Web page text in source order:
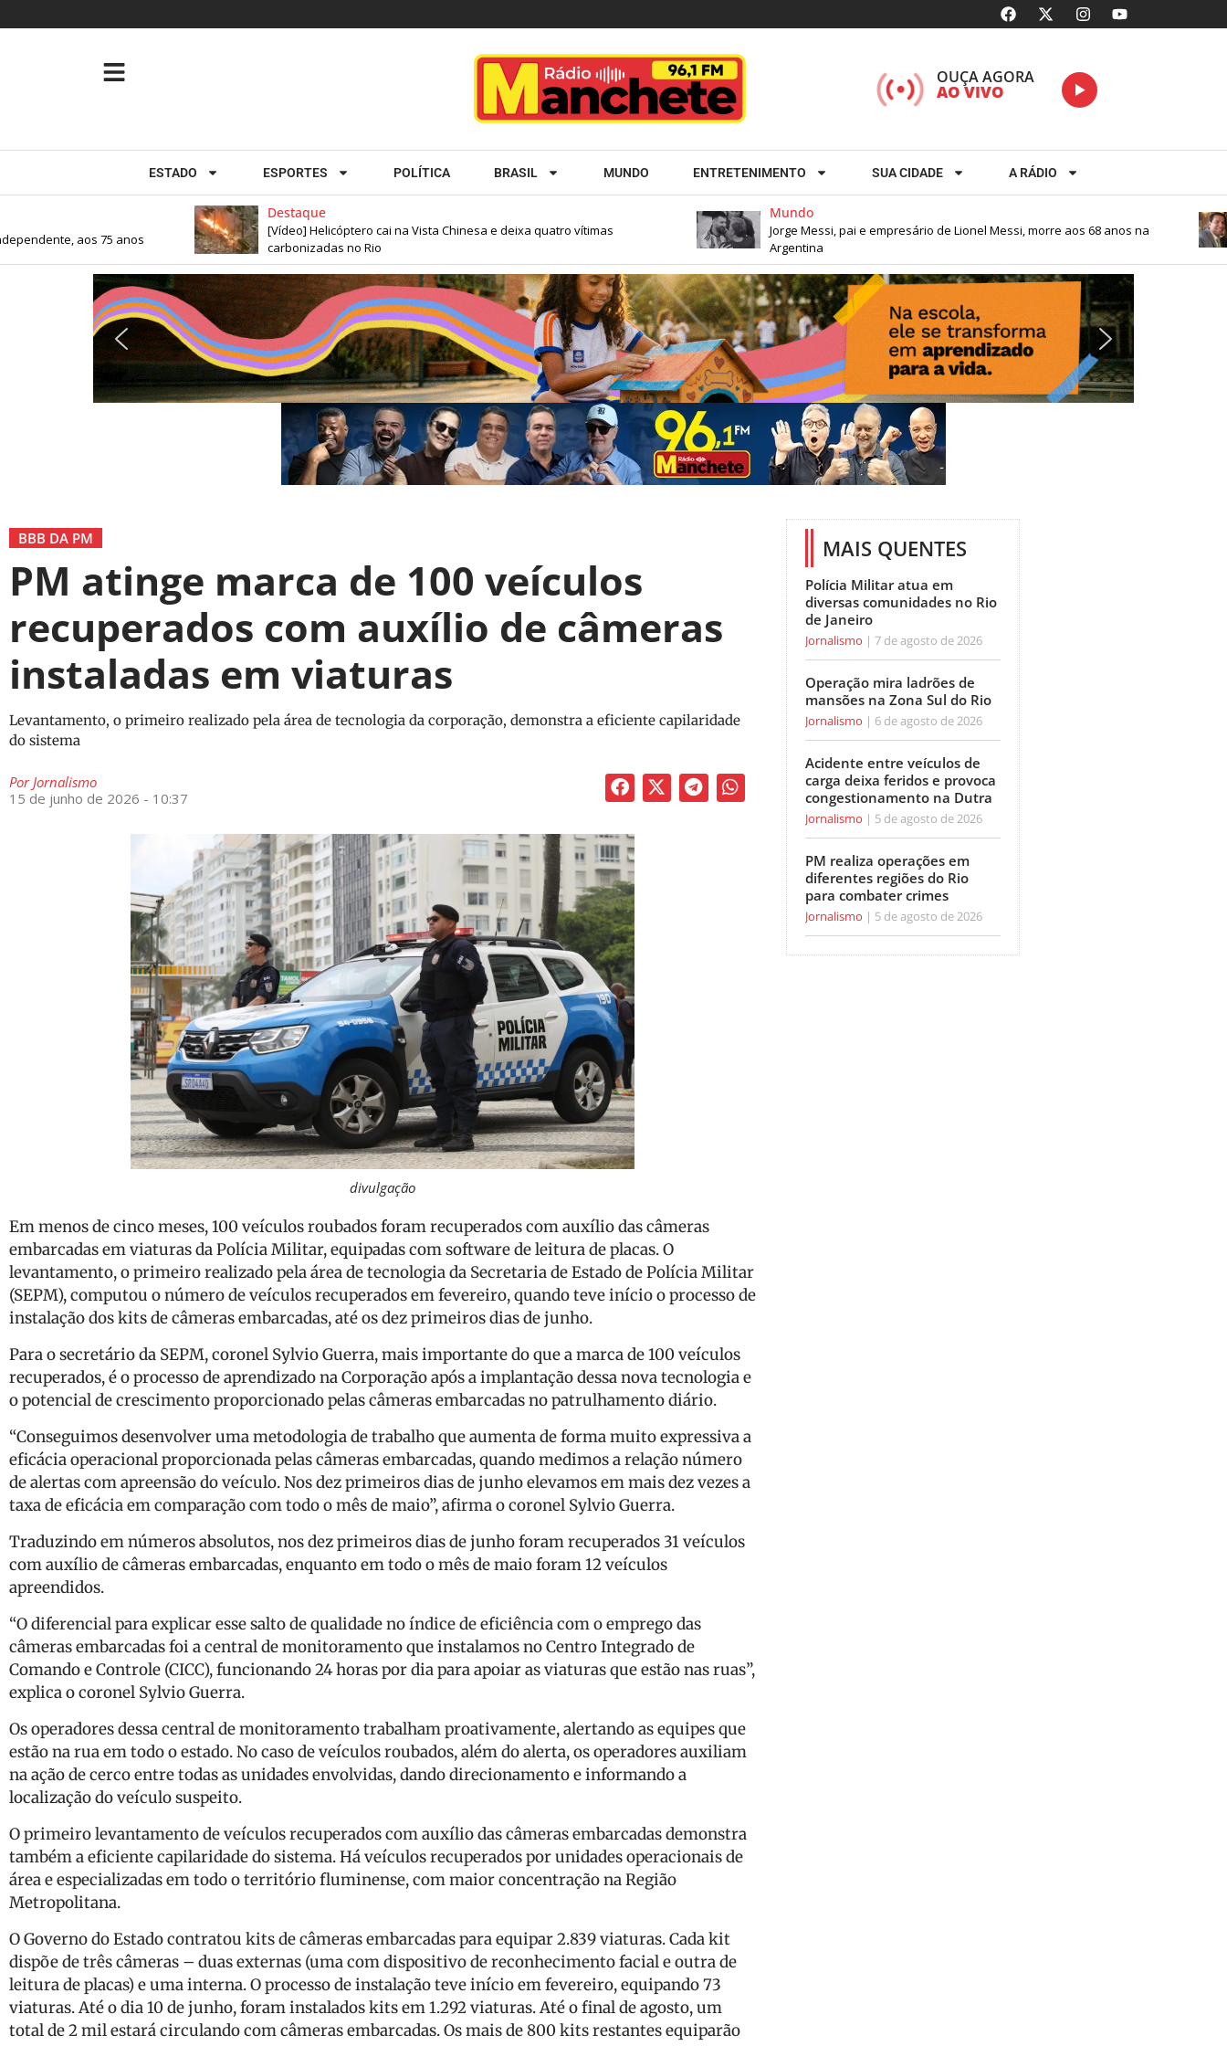
OUÇA AGORA
AO VIVO
ESTADO ESPORTES POLÍTICA BRASIL MUNDO ENTRETENIMENTO SUA CIDADE A RÁDIO
Destaque
[Vídeo] Helicóptero cai na Vista Chinesa e deixa quatro vítimas
carbonizadas no Rio
Mundo
Jorge Messi, pai e empresário de Lionel Messi, morre aos 68 anos na
Argentina
aos 75 anos
BBB DA PM
PM atinge marca de 100 veículos
recuperados com auxílio de câmeras
instaladas em viaturas
Levantamento, o primeiro realizado pela área de tecnologia da corporação, demonstra a eficiente capilaridade
do sistema
PorJornalismo
15 de junho de 2026 - 10:37
divulgação
Em menos de cinco meses, 100 veículos roubados foram recuperados com auxílio das câmeras
embarcadas em viaturas da Polícia Militar, equipadas com software de leitura de placas. O
levantamento, o primeiro realizado pela área de tecnologia da Secretaria de Estado de Polícia Militar
(SEPM), computou o número de veículos recuperados em fevereiro, quando teve início o processo de
instalação dos kits de câmeras embarcadas, até os dez primeiros dias de junho.
Para o secretário da SEPM, coronel Sylvio Guerra, mais importante do que a marca de 100 veículos
recuperados, é o processo de aprendizado na Corporação após a implantação dessa nova tecnologia e
o potencial de crescimento proporcionado pelas câmeras embarcadas no patrulhamento diário.
“Conseguimos desenvolver uma metodologia de trabalho que aumenta de forma muito expressiva a
eficácia operacional proporcionada pelas câmeras embarcadas, quando medimos a relação número
de alertas com apreensão do veículo. Nos dez primeiros dias de junho elevamos em mais dez vezes a
taxa de eficácia em comparação com todo o mês de maio”, afirma o coronel Sylvio Guerra.
Traduzindo em números absolutos, nos dez primeiros dias de junho foram recuperados 31 veículos
com auxílio de câmeras embarcadas, enquanto em todo o mês de maio foram 12 veículos
apreendidos.
“O diferencial para explicar esse salto de qualidade no índice de eficiência com o emprego das
câmeras embarcadas foi a central de monitoramento que instalamos no Centro Integrado de
Comando e Controle (CICC), funcionando 24 horas por dia para apoiar as viaturas que estão nas ruas”,
explica o coronel Sylvio Guerra.
Os operadores dessa central de monitoramento trabalham proativamente, alertando as equipes que
estão na rua em todo o estado. No caso de veículos roubados, além do alerta, os operadores auxiliam
na ação de cerco entre todas as unidades envolvidas, dando direcionamento e informando a
localização do veículo suspeito.
O primeiro levantamento de veículos recuperados com auxílio das câmeras embarcadas demonstra
também a eficiente capilaridade do sistema. Há veículos recuperados por unidades operacionais de
área e especializadas em todo o território fluminense, com maior concentração na Região
Metropolitana.
O Governo do Estado contratou kits de câmeras embarcadas para equipar 2.839 viaturas. Cada kit
dispõe de três câmeras – duas externas (uma com dispositivo de reconhecimento facial e outra de
leitura de placas) e uma interna. O processo de instalação teve início em fevereiro, equipando 73
viaturas. Até o dia 10 de junho, foram instalados kits em 1.292 viaturas. Até o final de agosto, um
total de 2 mil estará circulando com câmeras embarcadas. Os mais de 800 kits restantes equiparão
MAIS QUENTES
Polícia Militar atua em
diversas comunidades no Rio
de Janeiro
Jornalismo 7 de agosto de 2026
Operação mira ladrões de
mansões na Zona Sul do Rio
Jornalismo 6 de agosto de 2026
Acidente entre veículos de
carga deixa feridos e provoca
congestionamento na Dutra
Jornalismo 5 de agosto de 2026
PM realiza operações em
diferentes regiões do Rio
para combater crimes
Jornalismo 5 de agosto de 2026